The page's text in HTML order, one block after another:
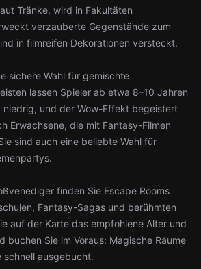
Tränke, wird in Fakultäten
verzauberte Gegenstände zum
in filmreifen Dekorationen versteckt.
sichere Wahl für gemischte
lassen Spieler ab etwa 8–10 Jahren
niedrig, und der Wow-Effekt begeistert
Erwachsene, die mit Fantasy-Filmen
sind auch eine beliebte Wahl für
finden Sie Escape Rooms
Fantasy-Sagas und berühmten
auf der Karte das empfohlene Alter und
Sie im Voraus: Magische Räume
schnell ausgebucht.